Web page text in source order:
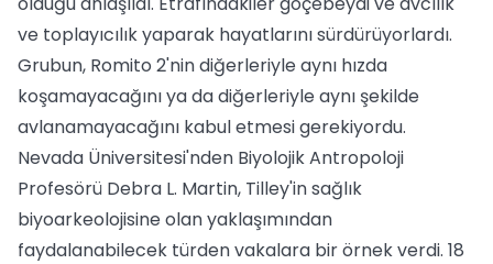
ve toplayıcılık yaparak hayatlarını sürdürüyorlardı.
Grubun, Romito 2'nin diğerleriyle aynı hızda
koşamayacağını ya da diğerleriyle aynı şekilde
avlanamayacağını kabul etmesi gerekiyordu.
Nevada Üniversitesi'nden Biyolojik Antropoloji
Profesörü Debra L. Martin, Tilley'in sağlık
biyoarkeolojisine olan yaklaşımından
faydalanabilecek türden vakalara bir örnek verdi. 18